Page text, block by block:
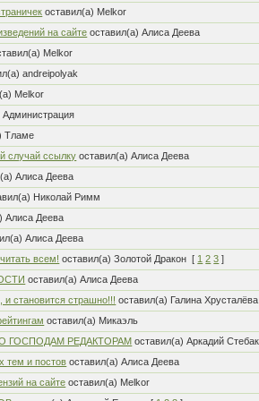
оставил(а) Melkor
на сайте оставил(а) Алиса Деева
Melkor
andreipolyak
Melkor
Администрация
Тламе
случай ссылку оставил(а) Алиса Деева
Алиса Деева
Николай Римм
Алиса Деева
Алиса Деева
всем! оставил(а) Золотой Дракон [ 1 2 3 ]
оставил(а) Алиса Деева
становится страшно!!! оставил(а) Галина Хрусталёва
оставил(а) Микаэль
ГОСПОДАМ РЕДАКТОРАМ оставил(а) Аркадий
тем и постов оставил(а) Алиса Деева
на сайте оставил(а) Melkor